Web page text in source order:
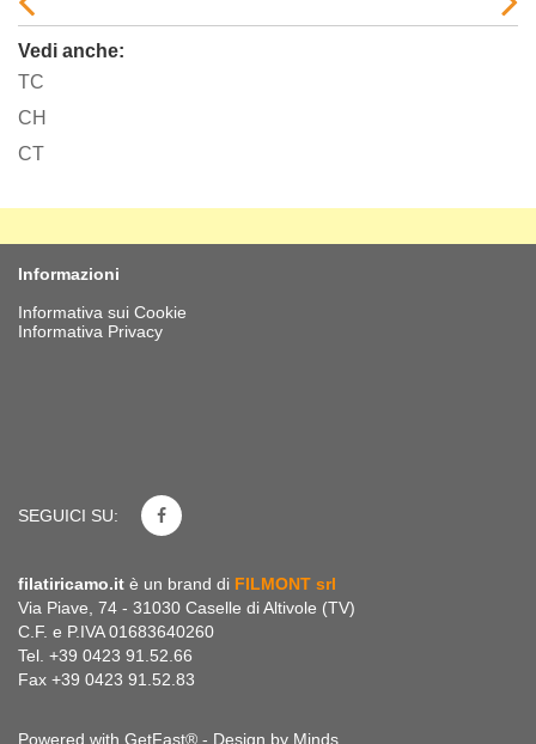
Vedi anche:
TC
CH
CT
Informazioni
Informativa sui Cookie
Informativa Privacy
SEGUICI SU:
filatiricamo.it è un brand di FILMONT srl
Via Piave, 74 - 31030 Caselle di Altivole (TV)
C.F. e P.IVA 01683640260
Tel. +39 0423 91.52.66
Fax +39 0423 91.52.83
Powered with GetFast® - Design by Minds